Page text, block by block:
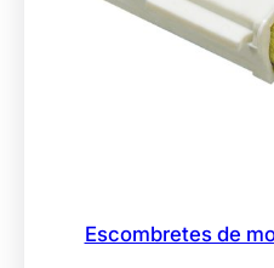
Escombretes de